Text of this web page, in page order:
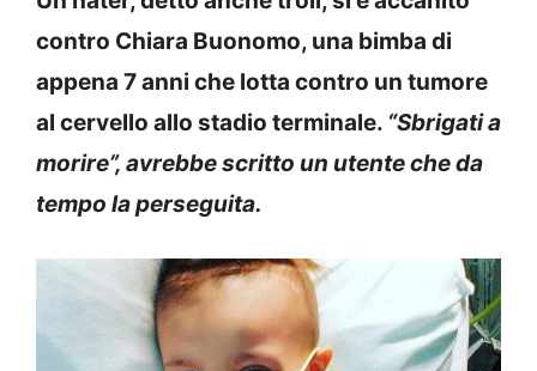
contro Chiara Buonomo, una bimba di
appena 7 anni che lotta contro un tumore
al cervello allo stadio terminale. “Sbrigati a
morire”, avrebbe scritto un utente che da
tempo la perseguita.